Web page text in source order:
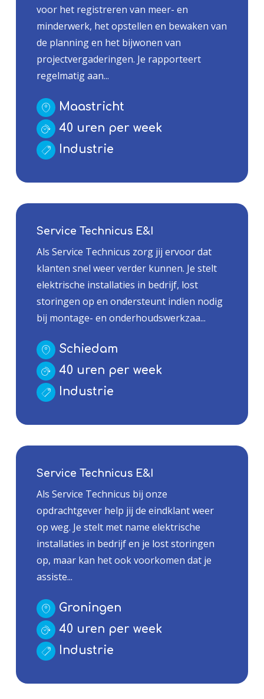
voor het registreren van meer- en
minderwerk, het opstellen en bewaken van
de planning en het bijwonen van
projectvergaderingen. Je rapporteert
regelmatig aan...
Maastricht
40 uren per week
Industrie
Service Technicus E&I
Als Service Technicus zorg jij ervoor dat
klanten snel weer verder kunnen. Je stelt
elektrische installaties in bedrijf, lost
storingen op en ondersteunt indien nodig
bij montage- en onderhoudswerkzaa...
Schiedam
40 uren per week
Industrie
Service Technicus E&I
Als Service Technicus bij onze
opdrachtgever help jij de eindklant weer
op weg. Je stelt met name elektrische
installaties in bedrijf en je lost storingen
op, maar kan het ook voorkomen dat je
assiste...
Groningen
40 uren per week
Industrie